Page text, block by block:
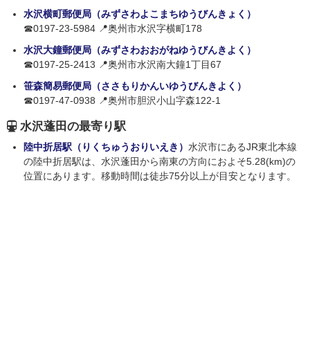
水沢横町郵便局（みずさわよこまちゆうびんきょく）
☎0197-23-5984 📍奥州市水沢字横町178
水沢大鐘郵便局（みずさわおおがねゆうびんきよく）
☎0197-25-2413 📍奥州市水沢南大鐘1丁目67
笹森簡易郵便局（ささもりかんいゆうびんきよく）
☎0197-47-0938 📍奥州市胆沢小山字森122-1
水沢蓬田の最寄り駅
陸中折居駅（りくちゅうおりいえき） 水沢市にあるJR東北本線
の陸中折居駅は、水沢蓬田から南東の方向におよそ5.28(km)の
位置にあります。移動時間は徒歩75分以上が目安となります。